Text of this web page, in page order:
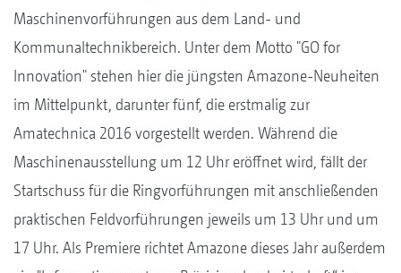
Maschinenvorführungen aus dem Land- und
Kommunaltechnikbereich. Unter dem Motto "GO for
Innovation" stehen hier die jüngsten Amazone-Neuheiten
im Mittelpunkt, darunter fünf, die erstmalig zur
Amatechnica 2016 vorgestellt werden. Während die
Maschinenausstellung um 12 Uhr eröffnet wird, fällt der
Startschuss für die Ringvorführungen mit anschließenden
praktischen Feldvorführungen jeweils um 13 Uhr und um
17 Uhr. Als Premiere richtet Amazone dieses Jahr außerdem